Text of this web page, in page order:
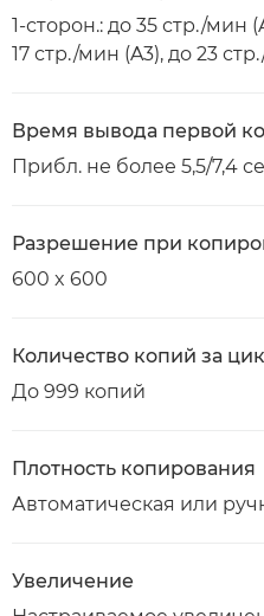
1-сторон.: до 35 стр./мин
17 стр./мин (A3), до 23
Время вывода первой
Прибл. не более 5,5/7,4
Разрешение при
600 x 600
Количество копий за
До 999 копий
Плотность копирования
Автоматическая или
Увеличение